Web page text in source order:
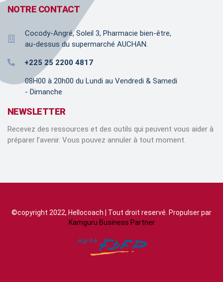
NOTRE CONTACT
Cocody-Angré, Soleil 3, Pharmacie bien-être,
au-dessus du supermarché AUCHAN.
+225 25 2200 4817
08H00 à 20h00 du Lundi au Vendredi & Samedi
- Dimanche
NEWSLETTER
Recevez des ressources et des outils qui peuvent vous aider à
préparer l’avenir. Vous pouvez annuler à tout moment.
©copyright 2022, Hellocoach | Tout droit reservé. Propulser par
Kamguru Business Partner